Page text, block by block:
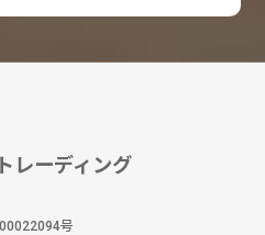
レーディング
号